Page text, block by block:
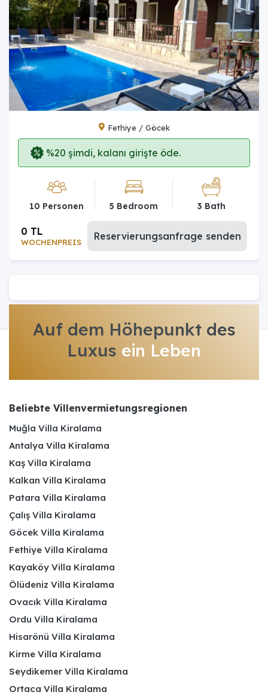
Fethiye / Göcek
%20 şimdi, kalanı girişte öde.
10 Personen 5 Bedroom 3 Bath
WOCHENPREIS
0 TL Reservierungsanfrage senden
Auf dem Höhepunkt des
Luxus ein Leben
Beliebte Villenvermietungsregionen
Muğla Villa Kiralama
Antalya Villa Kiralama
Kaş Villa Kiralama
Kalkan Villa Kiralama
Patara Villa Kiralama
Çalış Villa Kiralama
Göcek Villa Kiralama
Fethiye Villa Kiralama
Kayaköy Villa Kiralama
Ölüdeniz Villa Kiralama
Ovacık Villa Kiralama
Ordu Villa Kiralama
Hisarönü Villa Kiralama
Kirme Villa Kiralama
Seydikemer Villa Kiralama
Ortaca Villa Kiralama